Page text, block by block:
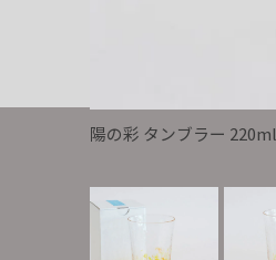
陽の彩 タンブラー 220ml